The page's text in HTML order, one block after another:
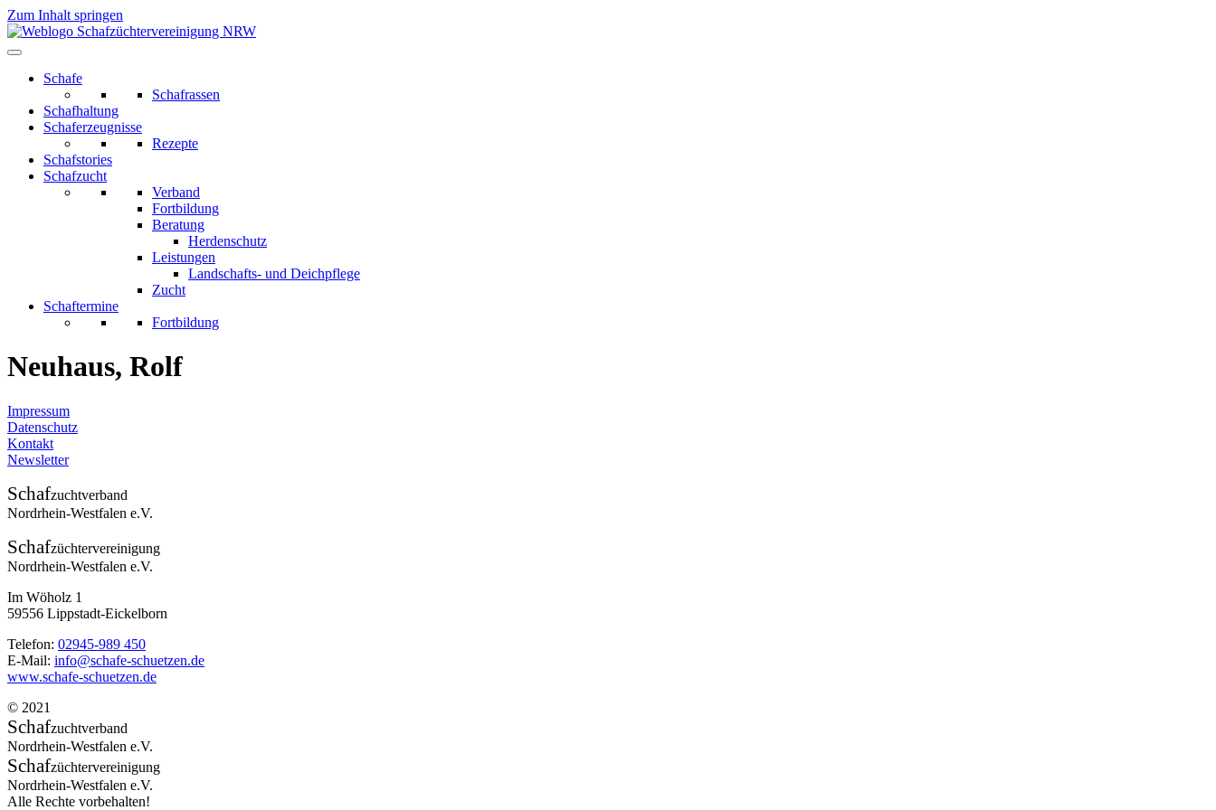
Zum Inhalt springen
Schafe
Schafrassen
Schafhaltung
Schaferzeugnisse
Rezepte
Schafstories
Schafzucht
Verband
Fortbildung
Beratung
Herdenschutz
Leistungen
Landschafts- und Deichpflege
Zucht
Schaftermine
Fortbildung
Neuhaus, Rolf
Impressum
Datenschutz
Kontakt
Newsletter
Schafzuchtverband
Nordrhein-Westfalen e.V.
Schafzüchtervereinigung
Nordrhein-Westfalen e.V.
Im Wöholz 1
59556 Lippstadt-Eickelborn
Telefon: 02945-989 450
E-Mail: info@schafe-schuetzen.de
www.schafe-schuetzen.de
© 2021
Schafzuchtverband
Nordrhein-Westfalen e.V.
Schafzüchtervereinigung
Nordrhein-Westfalen e.V.
Alle Rechte vorbehalten!